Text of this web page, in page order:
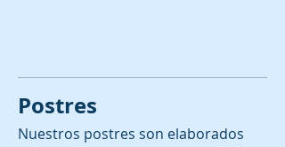
Postres
Nuestros postres son elaborados